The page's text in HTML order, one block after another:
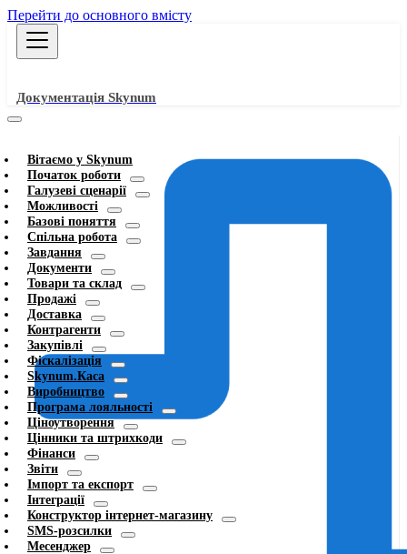
Перейти до основного вмісту
Документація Skynum
Вітаємо у Skynum
Початок роботи
Галузеві сценарії
Можливості
Базові поняття
Спільна робота
Завдання
Документи
Товари та склад
Продажі
Доставка
Контрагенти
Закупівлі
Фіскалізація
Skynum.Каса
Виробництво
Програма лояльності
Ціноутворення
Цінники та штрихкоди
Фінанси
Звіти
Імпорт та експорт
Інтеграції
Конструктор інтернет-магазину
SMS-розсилки
Месенджер